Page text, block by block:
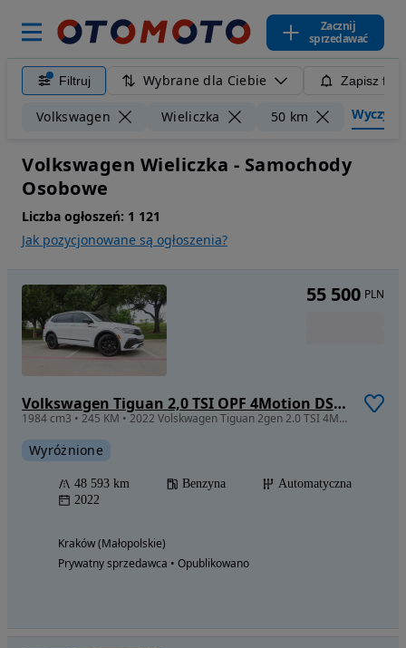
Zacznij
sprzedawać
Filtruj Wybrane dla Ciebie Zapisz
Volkswagen Wieliczka 50 km
Volkswagen Wieliczka - Samochody
Osobowe
Liczba ogłoszeń: 1 121
Jak pozycjonowane są ogłoszenia?
Volkswagen Tiguan 2,0 TSI OPF 4Motion DSG R-Line
1984 cm3 • 245 KM • 2022 Volskwagen Tiguan 2gen 2.0 TSI 4Motion DSG Highline
Wyróżnione
48 593 km Benzyna
Automatyczna
2022
Kraków (Małopolskie)
Prywatny sprzedawca • Opublikowano
55 500 PLN